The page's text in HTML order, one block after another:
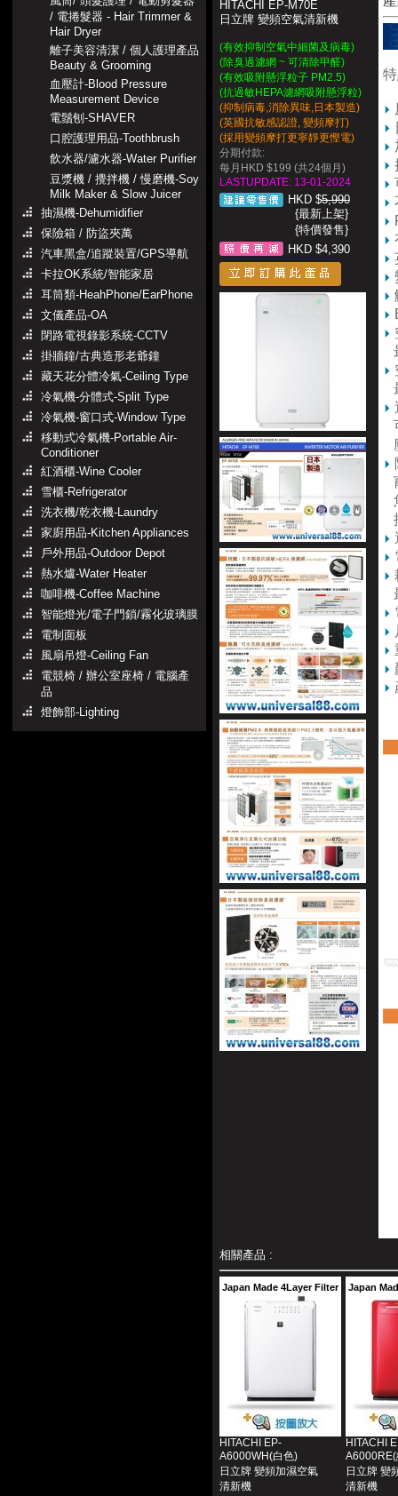
/ 電捲髮器 - Hair Trimmer &
Hair Dryer
離子美容清潔 / 個人護理產品
Beauty & Grooming
血壓計-Blood Pressure
Measurement Device
電鬚刨-SHAVER
口腔護理用品-Toothbrush
飲水器/濾水器-Water Purifier
豆漿機 / 攪拌機 / 慢磨機-Soy
Milk Maker & Slow Juicer
抽濕機-Dehumidifier
保險箱 / 防盜夾萬
汽車黑盒/追蹤裝置/GPS導航
卡拉OK系統/智能家居
耳筒類-HeahPhone/EarPhone
文儀產品-OA
閉路電視錄影系統-CCTV
掛牆鐘/古典造形老爺鐘
藏天花分體冷氣-Ceiling Type
冷氣機-分體式-Split Type
冷氣機-窗口式-Window Type
移動式冷氣機-Portable Air-
Conditioner
紅酒櫃-Wine Cooler
雪櫃-Refrigerator
洗衣機/乾衣機-Laundry
家廚用品-Kitchen Appliances
戶外用品-Outdoor Depot
熱水爐-Water Heater
咖啡機-Coffee Machine
智能燈光/電子門鎖/霧化玻璃膜
電制面板
風扇吊燈-Ceiling Fan
電競椅 / 辦公室座椅 / 電腦產
品
燈飾部-Lighting
HITACHI EP-M70E
日立牌 變頻空氣清新機
(有效抑制空氣中細菌及病毒)
(除臭過濾網 ~ 可清除甲醛)
(有效吸附懸浮粒子 PM2.5)
(抗過敏HEPA濾網吸附懸浮粒)
(抑制病毒,消除異味,日本製造)
(英國抗敏感認證, 變頻摩打)
(採用變頻摩打更寧靜更慳電)
分期付款:
每月HKD $199 (共24個月)
LASTUPDATE: 13-01-2024
HKD $5,990
{最新上架}
{特價發售}
HKD $4,390
相關產品 :
Japan Made 4Layer Filter
HITACHI EP-
A6000WH(白色)
日立牌 變頻加濕空氣
清新機
Japan
HITACHI
A6000RE(
日立牌 變
清新機